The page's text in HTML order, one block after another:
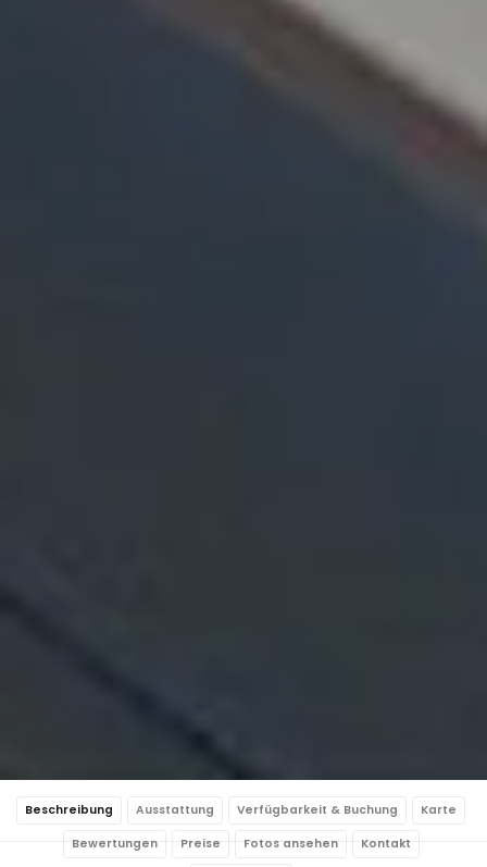
Beschreibung Ausstattung Verfügbarkeit & Buchung Karte
Bewertungen Preise Fotos ansehen Kontakt